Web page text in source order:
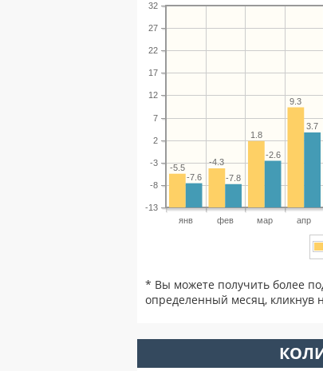
янв фев мар апр
-13
-8
-3
2
7
12
17
22
27
32
9.3
1.8
-4.3
-5.5
3.7
-2.6
-7.8
-7.6
* Вы можете получить более
определенный месяц, кликнув